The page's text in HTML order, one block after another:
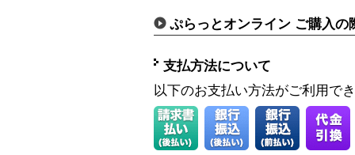
ぷらっとオンライン ご購入の
支払方法について
以下のお支払い方法がご利用で